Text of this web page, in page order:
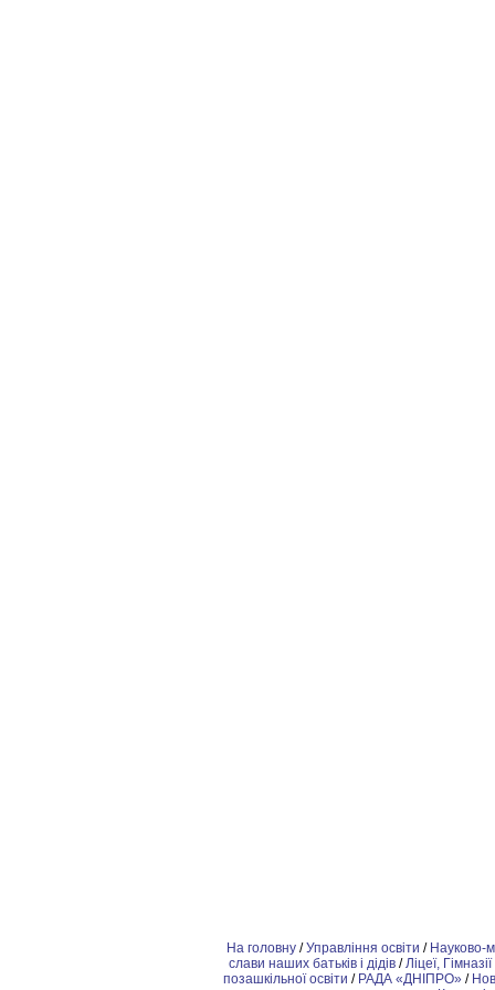
На головну /Управління освіти / Науково-
слави наших батьків і дідів/Ліцеї, Гімназії
позашкiльної освіти / РАДА «ДНІПРО» /